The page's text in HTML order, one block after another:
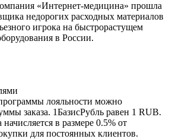
«Интернет-медицина» прошла
недорогих расходных материалов
игрока на быстрорастущем
в России.
лояльности можно
заказа. 1БазисРубль равен 1 RUB.
в размере 0.5% от
для постоянных клиентов.